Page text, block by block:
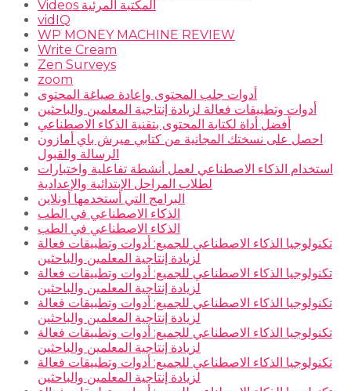
Videos المكتبة المرئية
vidIQ
WP MONEY MACHINE REVIEW
Write Cream
Zen Surveys
zoom
أدوات جلب المحتوى وإعادة صياغة المحتوى
أدوات وتطبيقات فعالة لزيادة إنتاجية المعلمين والباحثين
أفضل أداة لكتابة المحتوى بتقنية الذكاء الاصطناعي
احصل على نسختك المجانية من كتابي ميرش باي أمازون
الرسالة والقبول
استخدام الذكاء الاصطناعي لعمل أنشطة تفاعلية واختبارات
لطلاب المراحل الإبتدائية والإعدادية
البرامج التي أستخدمها أونلاين
الذكاء الاصطناعي في الطب
الذكاء الاصطناعي في الطب
تكنولوجيا الذكاء الاصطناعي للجميع: أدوات وتطبيقات فعالة
لزيادة إنتاجية المعلمين والباحثين
تكنولوجيا الذكاء الاصطناعي للجميع: أدوات وتطبيقات فعالة
لزيادة إنتاجية المعلمين والباحثين
تكنولوجيا الذكاء الاصطناعي للجميع: أدوات وتطبيقات فعالة
لزيادة إنتاجية المعلمين والباحثين
تكنولوجيا الذكاء الاصطناعي للجميع: أدوات وتطبيقات فعالة
لزيادة إنتاجية المعلمين والباحثين
تكنولوجيا الذكاء الاصطناعي للجميع: أدوات وتطبيقات فعالة
لزيادة إنتاجية المعلمين والباحثين